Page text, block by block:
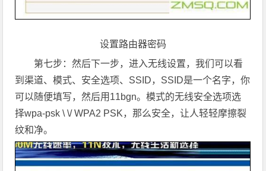
设置路由器密码
第七步：然后下一步，进入无线设置，我们可以看
到渠道、模式、安全选项、SSID，SSID是一个名字，你
可以随便填写，然后用11bgn。模式的无线安全选项选
择wpa-psk \ \/ WPA2 PSK，那么安全，让人轻轻摩擦裂
纹和净。